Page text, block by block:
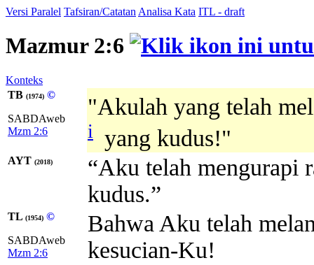
Versi Paralel Tafsiran/Catatan Analisa Kata ITL - draft
Mazmur 2:6
Konteks
TB (1974) ©
SABDAweb
Mzm 2:6
"Akulah yang telah
i yang kudus!"
AYT (2018)
“Aku telah mengurapi
kudus.”
TL (1954) ©
SABDAweb
Mzm 2:6
Bahwa Aku telah
kesucian-Ku!